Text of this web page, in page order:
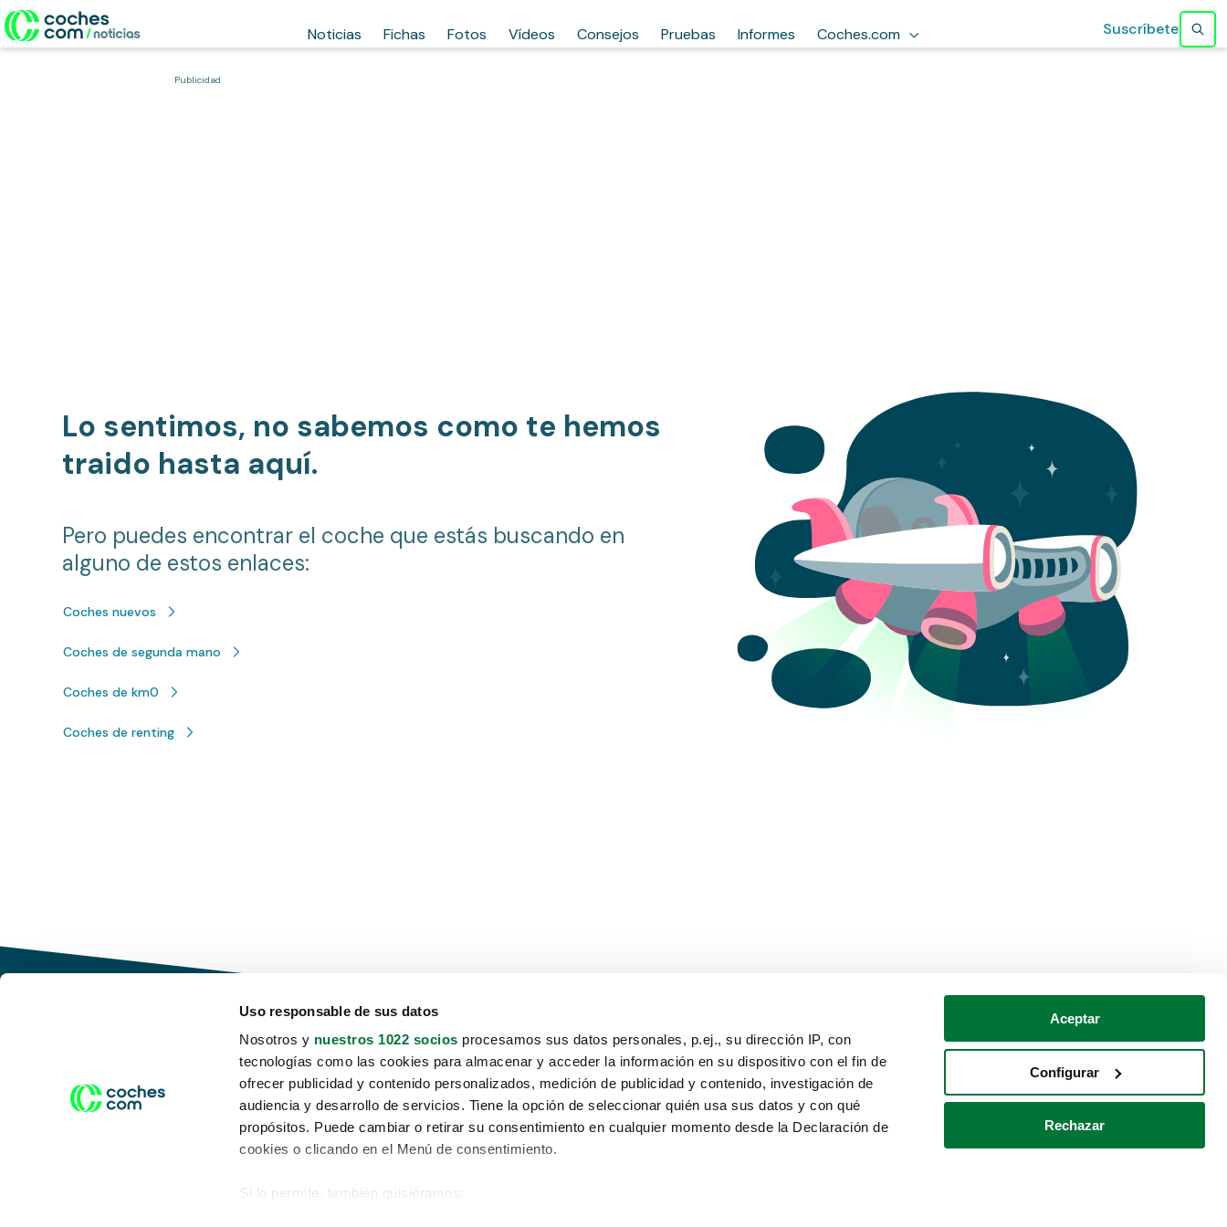
Uso responsable de sus datos
Nosotros y nuestros 1022 socios procesamos sus datos personales, p.ej., su dirección IP, con
tecnologías como las cookies para almacenar y acceder la información en su dispositivo con el fin de
ofrecer publicidad y contenido personalizados, medición de publicidad y contenido, investigación de
audiencia y desarrollo de servicios. Tiene la opción de seleccionar quién usa sus datos y con qué
propósitos. Puede cambiar o retirar su consentimiento en cualquier momento desde la Declaración de
cookies o clicando en el Menú de consentimiento.
Si lo permite, también quisiéramos:
Aceptar
Configurar
Rechazar
Noticias Fichas Fotos Vídeos Consejos Pruebas Informes Coches.com Suscríbete
Publicidad
Lo sentimos, no sabemos como te hemos
traido hasta aquí.
Pero puedes encontrar el coche que estás buscando en
alguno de estos enlaces:
Coches nuevos
Coches de segunda mano
Coches de km0
Coches de renting
Conduce tu futuro,
desata tu movilidad